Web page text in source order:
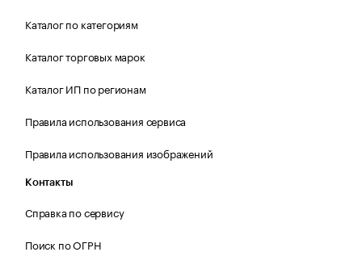
Каталог по категориям
Каталог торговых марок
Каталог ИП по регионам
Правила использования сервиса
Правила использования изображений
Контакты
Справка по сервису
Поиск по ОГРН